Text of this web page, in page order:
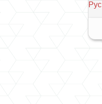
Рус